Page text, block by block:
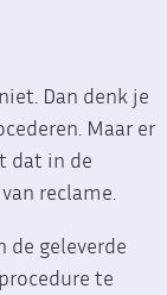
Dan denk je
Maar er
dat in de
reclame.
de geleverde
te